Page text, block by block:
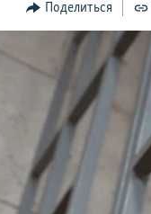
Поделиться